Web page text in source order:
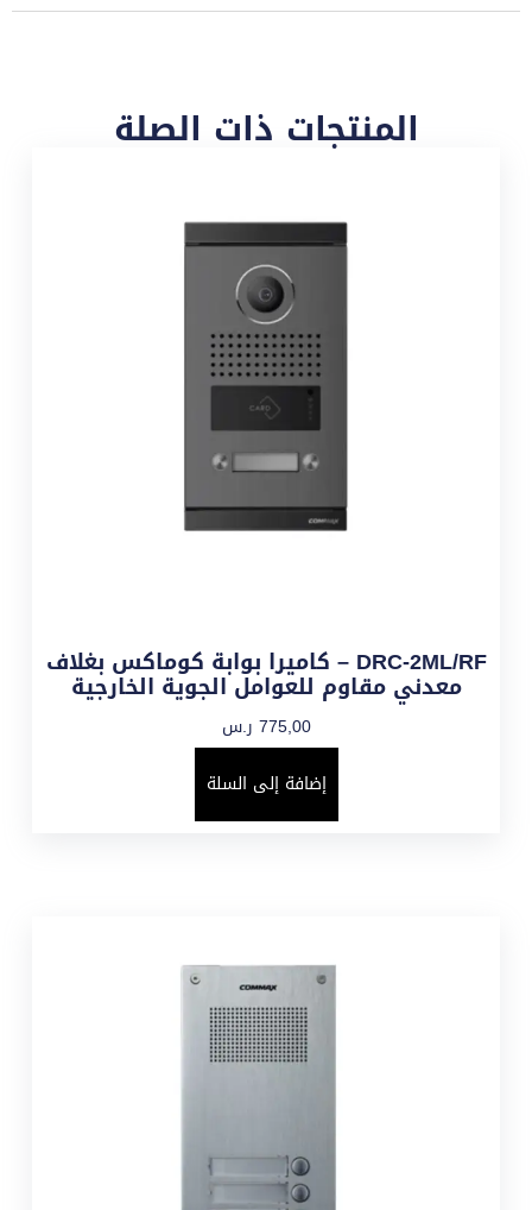
المنتجات ذات الصلة
DRC-2ML/RF – كاميرا بوابة كوماكس بغلاف
معدني مقاوم للعوامل الجوية الخارجية
775,00 ر.س
إضافة إلى السلة